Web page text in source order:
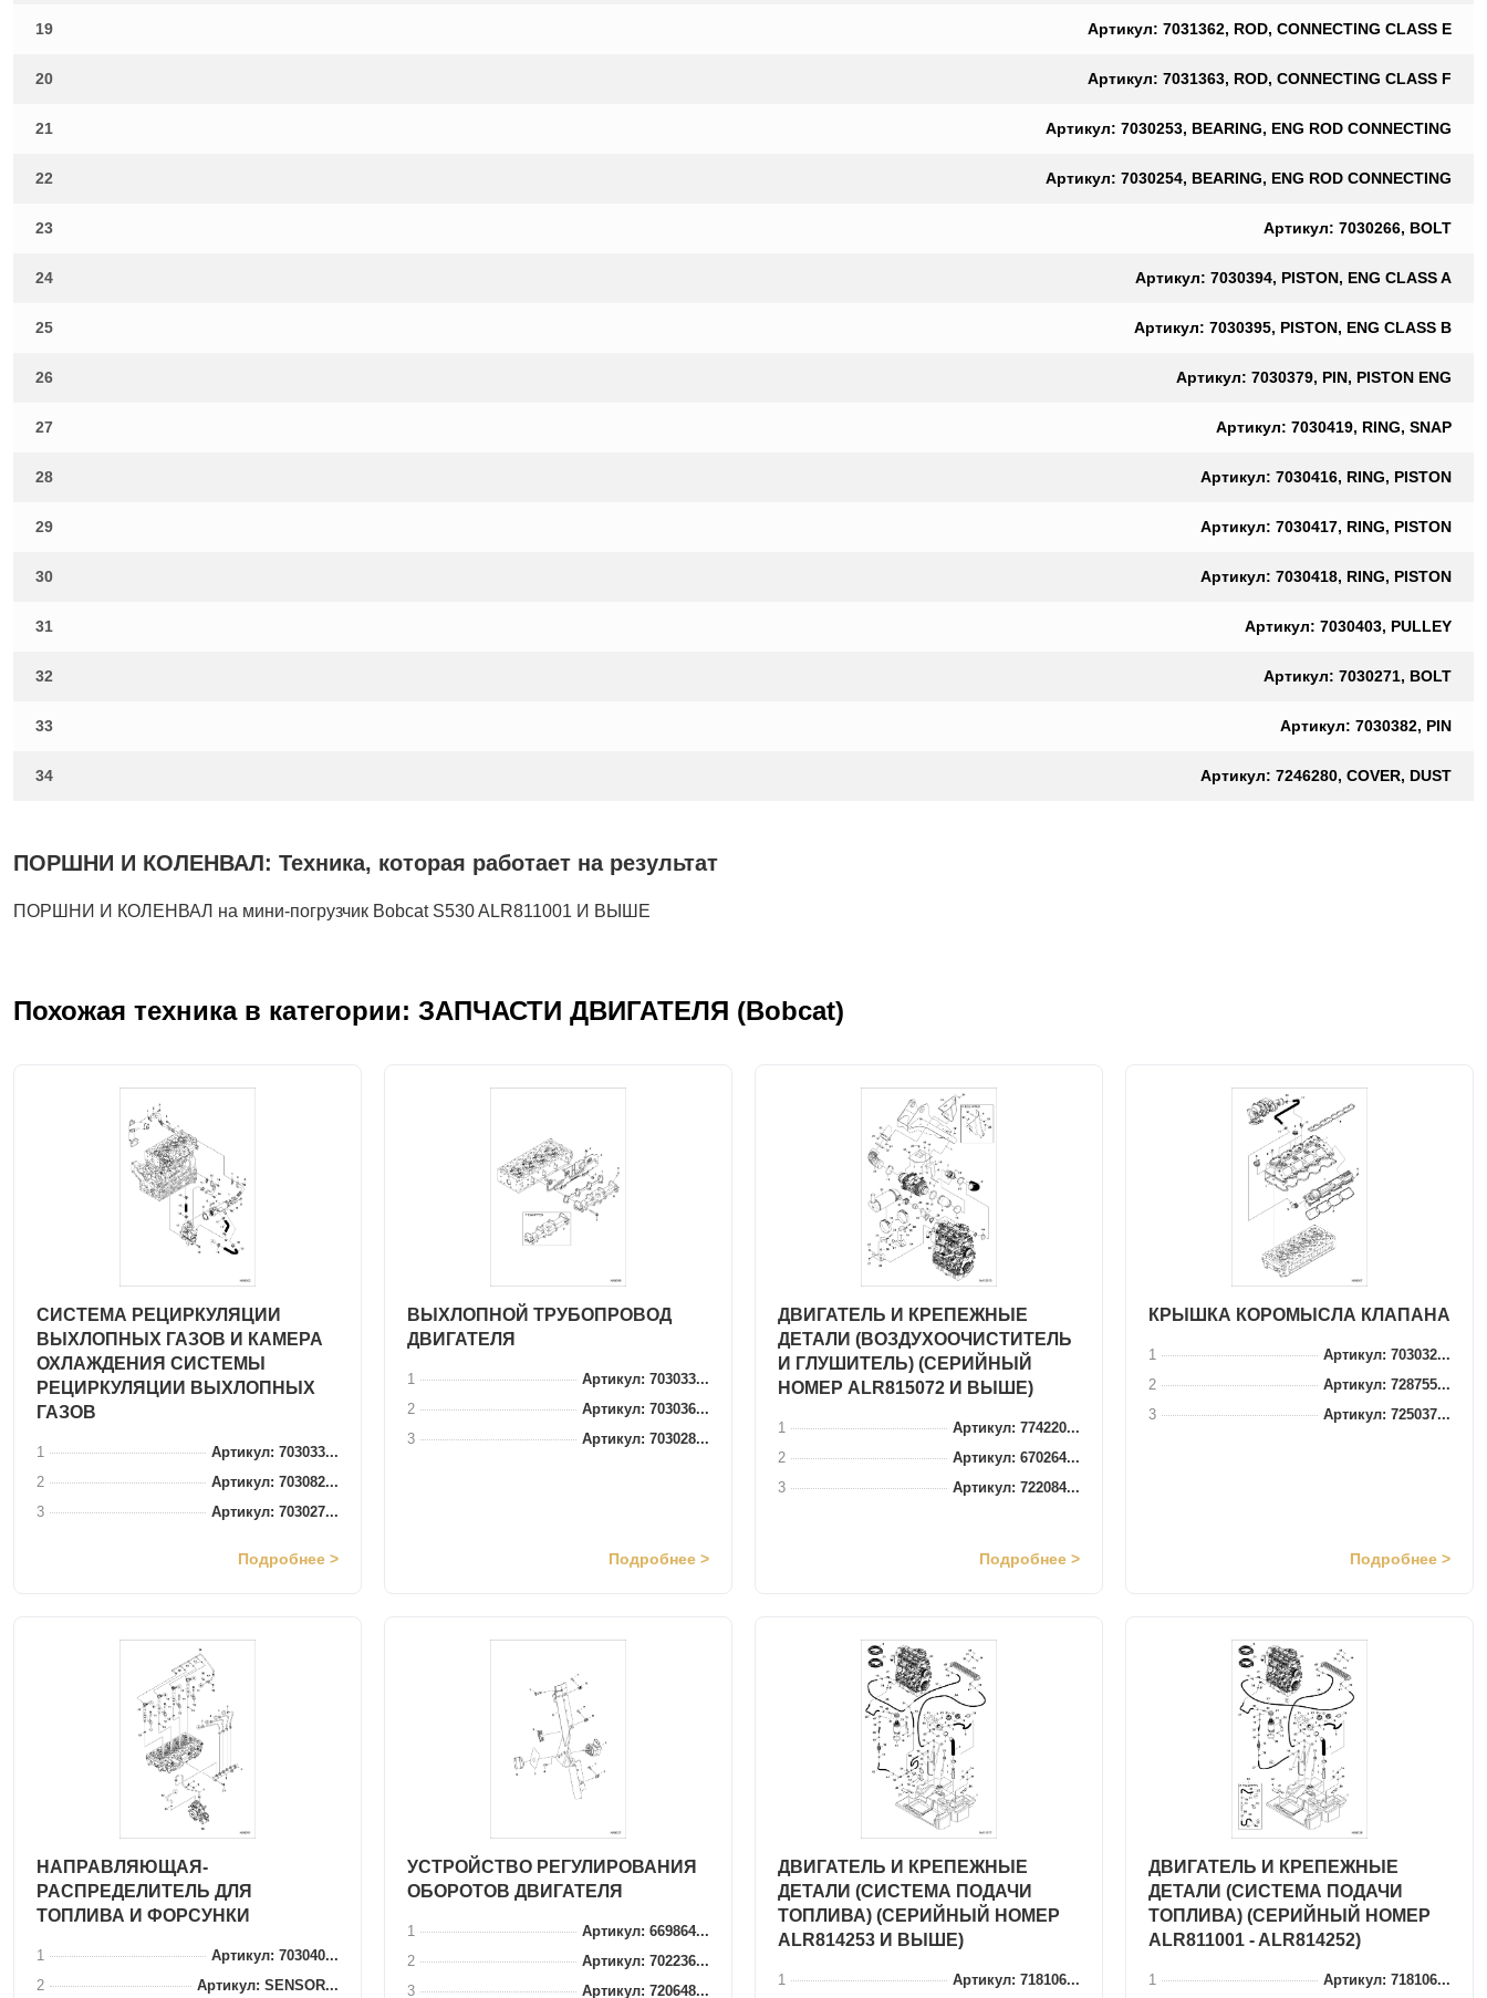
19 Артикул: 7031362, ROD, CONNECTING CLASS E
20 Артикул: 7031363, ROD, CONNECTING CLASS F
21 Артикул: 7030253, BEARING, ENG ROD CONNECTING
22 Артикул: 7030254, BEARING, ENG ROD CONNECTING
23 Артикул: 7030266, BOLT
24 Артикул: 7030394, PISTON, ENG CLASS A
25 Артикул: 7030395, PISTON, ENG CLASS B
26 Артикул: 7030379, PIN, PISTON ENG
27 Артикул: 7030419, RING, SNAP
28 Артикул: 7030416, RING, PISTON
29 Артикул: 7030417, RING, PISTON
30 Артикул: 7030418, RING, PISTON
31 Артикул: 7030403, PULLEY
32 Артикул: 7030271, BOLT
33 Артикул: 7030382, PIN
34 Артикул: 7246280, COVER, DUST
ПОРШНИ И КОЛЕНВАЛ: Техника, которая работает на результат
ПОРШНИ И КОЛЕНВАЛ на мини-погрузчик Bobcat S530 ALR811001 И ВЫШЕ
Похожая техника в категории: ЗАПЧАСТИ ДВИГАТЕЛЯ (Bobcat)
СИСТЕМА РЕЦИРКУЛЯЦИИ
ВЫХЛОПНЫХ ГАЗОВ И КАМЕРА
ОХЛАЖДЕНИЯ СИСТЕМЫ
РЕЦИРКУЛЯЦИИ ВЫХЛОПНЫХ
ГАЗОВ
1
Артикул: 703033...
2
Артикул: 703082...
3
Артикул: 703027...
Подробнее >
ВЫХЛОПНОЙ ТРУБОПРОВОД
ДВИГАТЕЛЯ
1
Артикул: 703033...
2
Артикул: 703036...
3
Артикул: 703028...
Подробнее >
ДВИГАТЕЛЬ И КРЕПЕЖНЫЕ
ДЕТАЛИ (ВОЗДУХООЧИСТИТЕЛЬ
И ГЛУШИТЕЛЬ) (СЕРИЙНЫЙ
НОМЕР ALR815072 И ВЫШЕ)
1
Артикул: 774220...
2
Артикул: 670264...
3
Артикул: 722084...
Подробнее >
КРЫШКА КОРОМЫСЛА КЛАПАНА
1
Артикул: 703032...
2
Артикул: 728755...
3
Артикул: 725037...
Подробнее >
НАПРАВЛЯЮЩАЯ-
РАСПРЕДЕЛИТЕЛЬ ДЛЯ
ТОПЛИВА И ФОРСУНКИ
1
Артикул: 703040...
2
Артикул: SENSOR...
УСТРОЙСТВО РЕГУЛИРОВАНИЯ
ОБОРОТОВ ДВИГАТЕЛЯ
1
Артикул: 669864...
2
Артикул: 702236...
3
Артикул: 720648...
ДВИГАТЕЛЬ И КРЕПЕЖНЫЕ
ДЕТАЛИ (СИСТЕМА ПОДАЧИ
ТОПЛИВА) (СЕРИЙНЫЙ НОМЕР
ALR814253 И ВЫШЕ)
1 Артикул: 718106...
ДВИГАТЕЛЬ И КРЕПЕЖНЫЕ
ДЕТАЛИ (СИСТЕМА ПОДАЧИ
ТОПЛИВА) (СЕРИЙНЫЙ НОМЕР
ALR811001 - ALR814252)
1 Артикул: 718106...